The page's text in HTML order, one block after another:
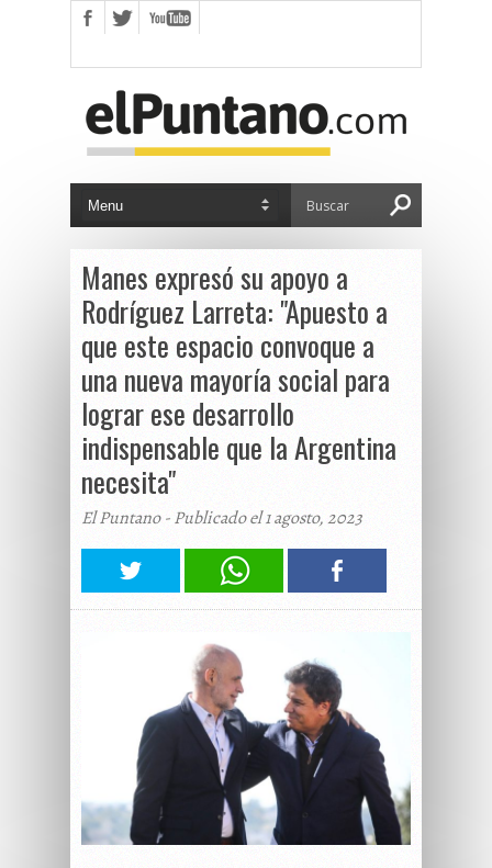
Manes expresó su apoyo a
Rodríguez Larreta: "Apuesto a
que este espacio convoque a
una nueva mayoría social para
lograr ese desarrollo
indispensable que la Argentina
necesita"
El Puntano - Publicado el 1 agosto, 2023